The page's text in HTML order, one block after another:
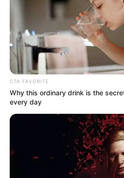
CTA FAVORITE
Why this ordinary drink is the
every day